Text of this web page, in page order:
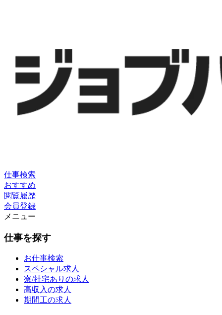
仕事検索
おすすめ
閲覧履歴
会員登録
メニュー
仕事を探す
お仕事検索
スペシャル求人
寮/社宅ありの求人
高収入の求人
期間工の求人